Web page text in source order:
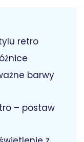
retro
barwy
– postaw